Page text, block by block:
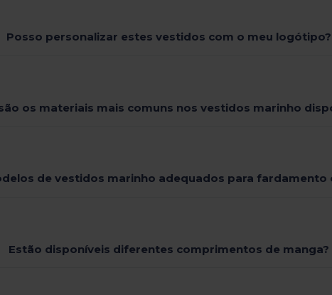
Posso personalizar estes vestidos com o meu logótipo?
os materiais mais comuns nos vestidos marinho
de vestidos marinho adequados para fardamento
Estão disponíveis diferentes comprimentos de manga?